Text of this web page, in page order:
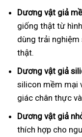
Dương vật giả
giống thật từ
dùng trải
thật.
Dương vật giả
silicon mềm mại
giác chân thực
Dương vật giả
thích hợp cho